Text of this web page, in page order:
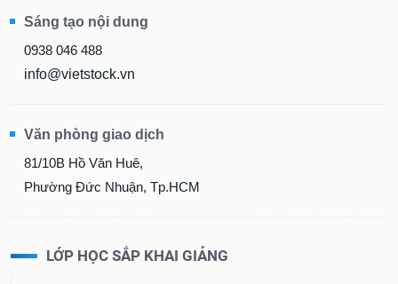
Sáng tạo nội dung
0938 046 488
info@vietstock.vn
Văn phòng giao dịch
81/10B Hồ Văn Huê,
Phường Đức Nhuận, Tp.HCM
LỚP HỌC SẮP KHAI GIẢNG